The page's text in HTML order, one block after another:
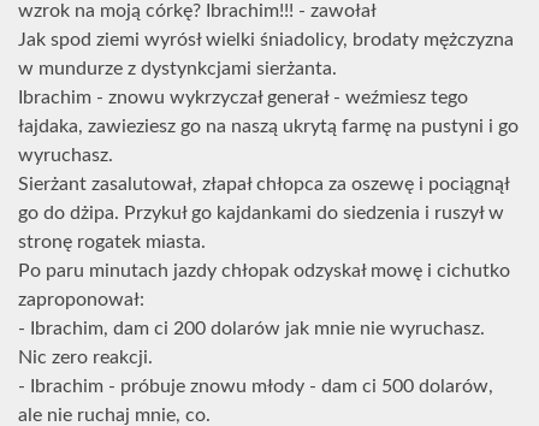
wzrok na moją córkę? Ibrachim!!! - zawołał
Jak spod ziemi wyrósł wielki śniadolicy, brodaty mężczyzna
w mundurze z dystynkcjami sierżanta.
Ibrachim - znowu wykrzyczał generał - weźmiesz tego
łajdaka, zawieziesz go na naszą ukrytą farmę na pustyni i go
wyruchasz.
Sierżant zasalutował, złapał chłopca za oszewę i pociągnął
go do dżipa. Przykuł go kajdankami do siedzenia i ruszył w
stronę rogatek miasta.
Po paru minutach jazdy chłopak odzyskał mowę i cichutko
zaproponował:
- Ibrachim, dam ci 200 dolarów jak mnie nie wyruchasz.
Nic zero reakcji.
- Ibrachim - próbuje znowu młody - dam ci 500 dolarów,
ale nie ruchaj mnie, co.